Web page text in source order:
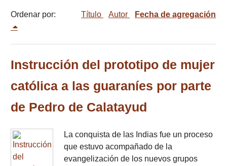
Ordenar por: Título Autor Fecha de agregación
Instrucción del prototipo de mujer
católica a las guaraníes por parte
de Pedro de Calatayud
La conquista de las Indias fue un proceso
que estuvo acompañado de la
evangelización de los nuevos grupos